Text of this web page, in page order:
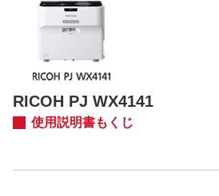
RICOH PJ WX4141
使用説明書もくじ